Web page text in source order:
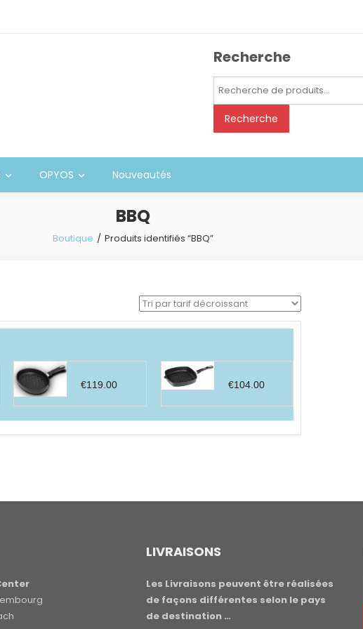
Recherche
Recherche
Recherche
OPYOS Nouveautés
BBQ
Boutique Produits identifiés “BBQ”
€119.00 €104.00
LIVRAISONS
Les Livraisons peuvent être réalisées
de façons différentes selon le pays
de destination …